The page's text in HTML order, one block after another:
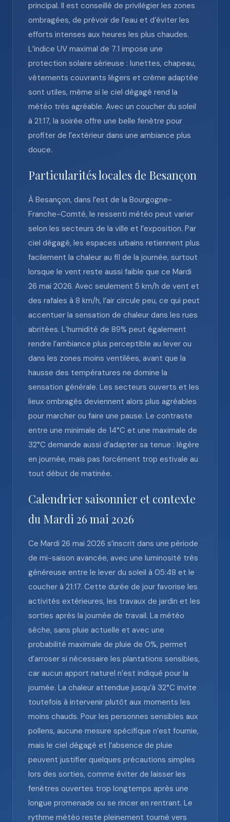
principal. Il est conseillé de privilégier les zones
ombragées, de prévoir de l’eau et d’éviter les
efforts intenses aux heures les plus chaudes.
L’indice UV maximal de 7.1 impose une
protection solaire sérieuse : lunettes, chapeau,
vêtements couvrants légers et crème adaptée
sont utiles, même si le ciel dégagé rend la
météo très agréable. Avec un coucher du soleil
à 21:17, la soirée offre une belle fenêtre pour
profiter de l’extérieur dans une ambiance plus
douce.
Particularités locales de Besançon
À Besançon, dans l’est de la Bourgogne-
Franche-Comté, le ressenti météo peut varier
selon les secteurs de la ville et l’exposition. Par
ciel dégagé, les espaces urbains retiennent plus
facilement la chaleur au fil de la journée, surtout
lorsque le vent reste aussi faible que ce Mardi
26 mai 2026. Avec seulement 5 km/h de vent et
des rafales à 8 km/h, l’air circule peu, ce qui peut
accentuer la sensation de chaleur dans les rues
abritées. L’humidité de 89% peut également
rendre l’ambiance plus perceptible au lever ou
dans les zones moins ventilées, avant que la
hausse des températures ne domine la
sensation générale. Les secteurs ouverts et les
lieux ombragés deviennent alors plus agréables
pour marcher ou faire une pause. Le contraste
entre une minimale de 14°C et une maximale de
32°C demande aussi d’adapter sa tenue : légère
en journée, mais pas forcément trop estivale au
tout début de matinée.
Calendrier saisonnier et contexte
du Mardi 26 mai 2026
Ce Mardi 26 mai 2026 s’inscrit dans une période
de mi-saison avancée, avec une luminosité très
généreuse entre le lever du soleil à 05:48 et le
coucher à 21:17. Cette durée de jour favorise les
activités extérieures, les travaux de jardin et les
sorties après la journée de travail. La météo
sèche, sans pluie actuelle et avec une
probabilité maximale de pluie de 0%, permet
d’arroser si nécessaire les plantations sensibles,
car aucun apport naturel n’est indiqué pour la
journée. La chaleur attendue jusqu’à 32°C invite
toutefois à intervenir plutôt aux moments les
moins chauds. Pour les personnes sensibles aux
pollens, aucune mesure spécifique n’est fournie,
mais le ciel dégagé et l’absence de pluie
peuvent justifier quelques précautions simples
lors des sorties, comme éviter de laisser les
fenêtres ouvertes trop longtemps après une
longue promenade ou se rincer en rentrant. Le
rythme météo reste pleinement tourné vers